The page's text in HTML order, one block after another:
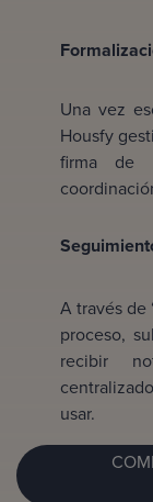
Una vez
Housfy
firma de
A través de
proceso,
recibir
usar.